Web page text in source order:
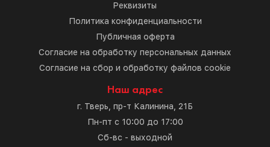
Реквизиты
Политика конфиденциальности
Публичная оферта
Согласие на обработку персональных данных
Согласие на сбор и обработку файлов cookie
Наш адрес
г. Тверь, пр-т Калинина, 21Б
Пн-пт с 10:00 до 17:00
Сб-вс - выходной